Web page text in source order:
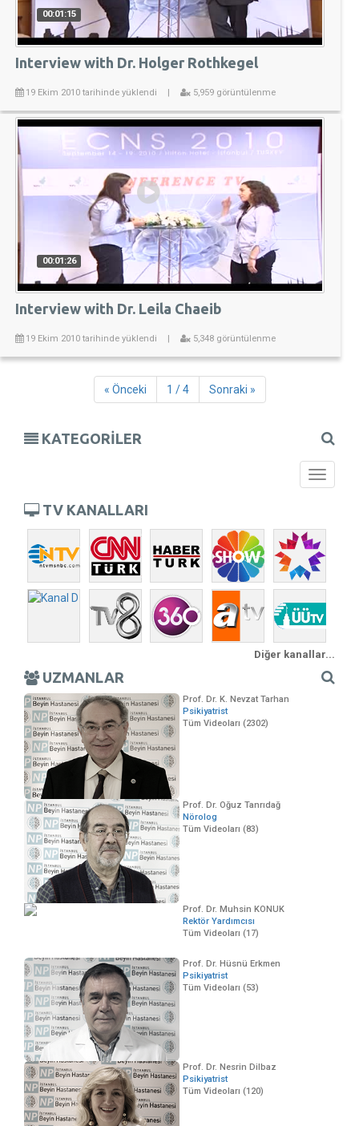
00:01:15
Interview with Dr. Holger Rothkegel
19 Ekim 2010 tarihinde yüklendi | 5,959 görüntülenme
00:01:26
Interview with Dr. Leila Chaeib
19 Ekim 2010 tarihinde yüklendi | 5,348 görüntülenme
« Önceki 1 / 4 Sonraki »
KATEGORİLER
Toggle
TV KANALLARI
Diğer kanallar...
UZMANLAR
Prof. Dr. K. Nevzat Tarhan
Psikiyatrist
Tüm Videoları (2302)
Prof. Dr. Oğuz Tanrıdağ
Nörolog
Tüm Videoları (83)
Prof. Dr. Muhsin KONUK
Rektör Yardımcısı
Tüm Videoları (17)
Prof. Dr. Hüsnü Erkmen
Psikiyatrist
Tüm Videoları (53)
Prof. Dr. Nesrin Dilbaz
Psikiyatrist
Tüm Videoları (120)